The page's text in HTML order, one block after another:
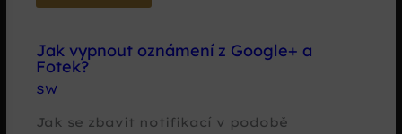
Jak vypnout oznámení z Google+ a
Fotek?
SW
Jak se zbavit notifikací v podobě